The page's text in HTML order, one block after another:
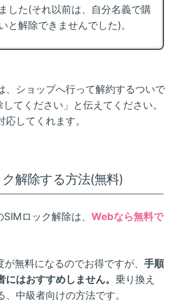
した(それ以前は、自分名義で購
と解除できませんでした)。
、ショップへ行って解約するついで
てください」と伝えてください。
してくれます。
解除する方法(無料)
ロック解除は、 Webなら無料で
無料になるのでお得ですが、 手順
はおすすめしません。 乗り換え
中級者向けの方法です。